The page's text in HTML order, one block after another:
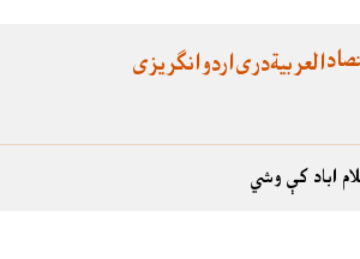
انگریزیاردودریالعربية
اباد کې وشي